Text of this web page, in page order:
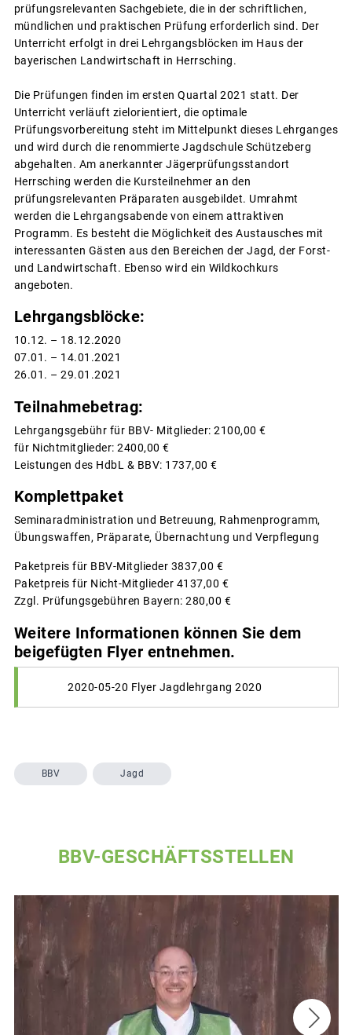
prüfungsrelevanten Sachgebiete, die in der schriftlichen,
mündlichen und praktischen Prüfung erforderlich sind. Der
Unterricht erfolgt in drei Lehrgangsblöcken im Haus der
bayerischen Landwirtschaft in Herrsching.
Die Prüfungen finden im ersten Quartal 2021 statt. Der
Unterricht verläuft zielorientiert, die optimale
Prüfungsvorbereitung steht im Mittelpunkt dieses Lehrganges
und wird durch die renommierte Jagdschule Schützeberg
abgehalten. Am anerkannter Jägerprüfungsstandort
Herrsching werden die Kursteilnehmer an den
prüfungsrelevanten Präparaten ausgebildet. Umrahmt
werden die Lehrgangsabende von einem attraktiven
Programm. Es besteht die Möglichkeit des Austausches mit
interessanten Gästen aus den Bereichen der Jagd, der Forst-
und Landwirtschaft. Ebenso wird ein Wildkochkurs
angeboten.
Lehrgangsblöcke:
10.12. – 18.12.2020
07.01. – 14.01.2021
26.01. – 29.01.2021
Teilnahmebetrag:
Lehrgangsgebühr für BBV- Mitglieder: 2100,00 €
für Nichtmitglieder: 2400,00 €
Leistungen des HdbL & BBV: 1737,00 €
Komplettpaket
Seminaradministration und Betreuung, Rahmenprogramm,
Übungswaffen, Präparate, Übernachtung und Verpflegung
Paketpreis für BBV-Mitglieder 3837,00 €
Paketpreis für Nicht-Mitglieder 4137,00 €
Zzgl. Prüfungsgebühren Bayern: 280,00 €
Weitere Informationen können Sie dem
beigefügten Flyer entnehmen.
2020-05-20 Flyer Jagdlehrgang 2020
BBV Jagd
BBV-GESCHÄFTSSTELLEN